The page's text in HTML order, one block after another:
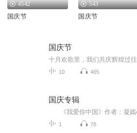
4542
国庆节
543
国庆节
国庆节
10 465
国庆专辑
1 78